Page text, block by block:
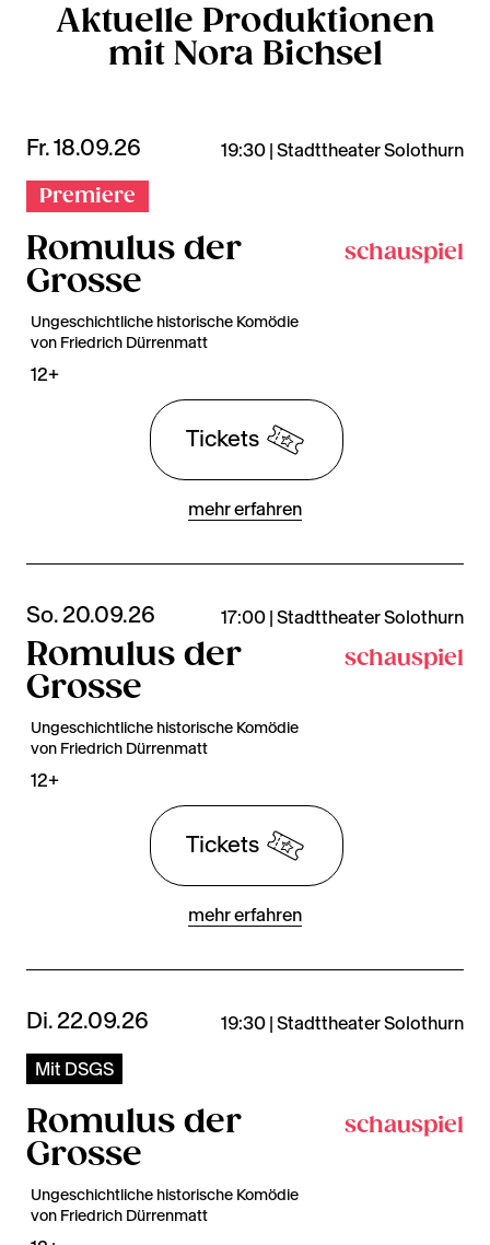
Aktuelle Produktionen
mit Nora Bichsel
Fr. 18.09.26 19:30 | Stadttheater Solothurn
Premiere
Romulus der
Grosse
schauspiel
Ungeschichtliche historische Komödie
von Friedrich Dürrenmatt
12+
Tickets
mehr erfahren
So. 20.09.26 17:00 | Stadttheater Solothurn
Romulus der
Grosse
schauspiel
Ungeschichtliche historische Komödie
von Friedrich Dürrenmatt
12+
Tickets
mehr erfahren
Di. 22.09.26 19:30 | Stadttheater Solothurn
Mit DSGS
Romulus der
Grosse
schauspiel
Ungeschichtliche historische Komödie
von Friedrich Dürrenmatt